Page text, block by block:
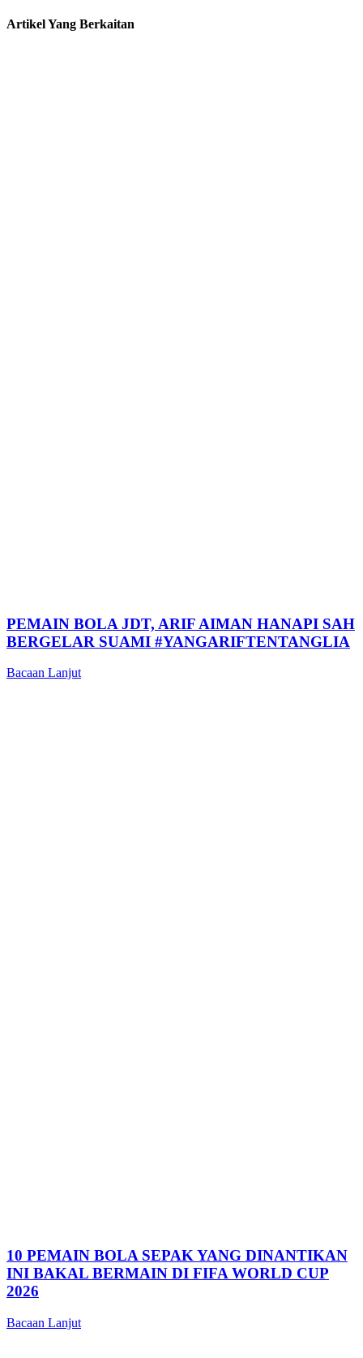
Artikel Yang Berkaitan
PEMAIN BOLA JDT, ARIF AIMAN HANAPI SAH
BERGELAR SUAMI #YANGARIFTENTANGLIA
Bacaan Lanjut
10 PEMAIN BOLA SEPAK YANG DINANTIKAN
INI BAKAL BERMAIN DI FIFA WORLD CUP
2026
Bacaan Lanjut